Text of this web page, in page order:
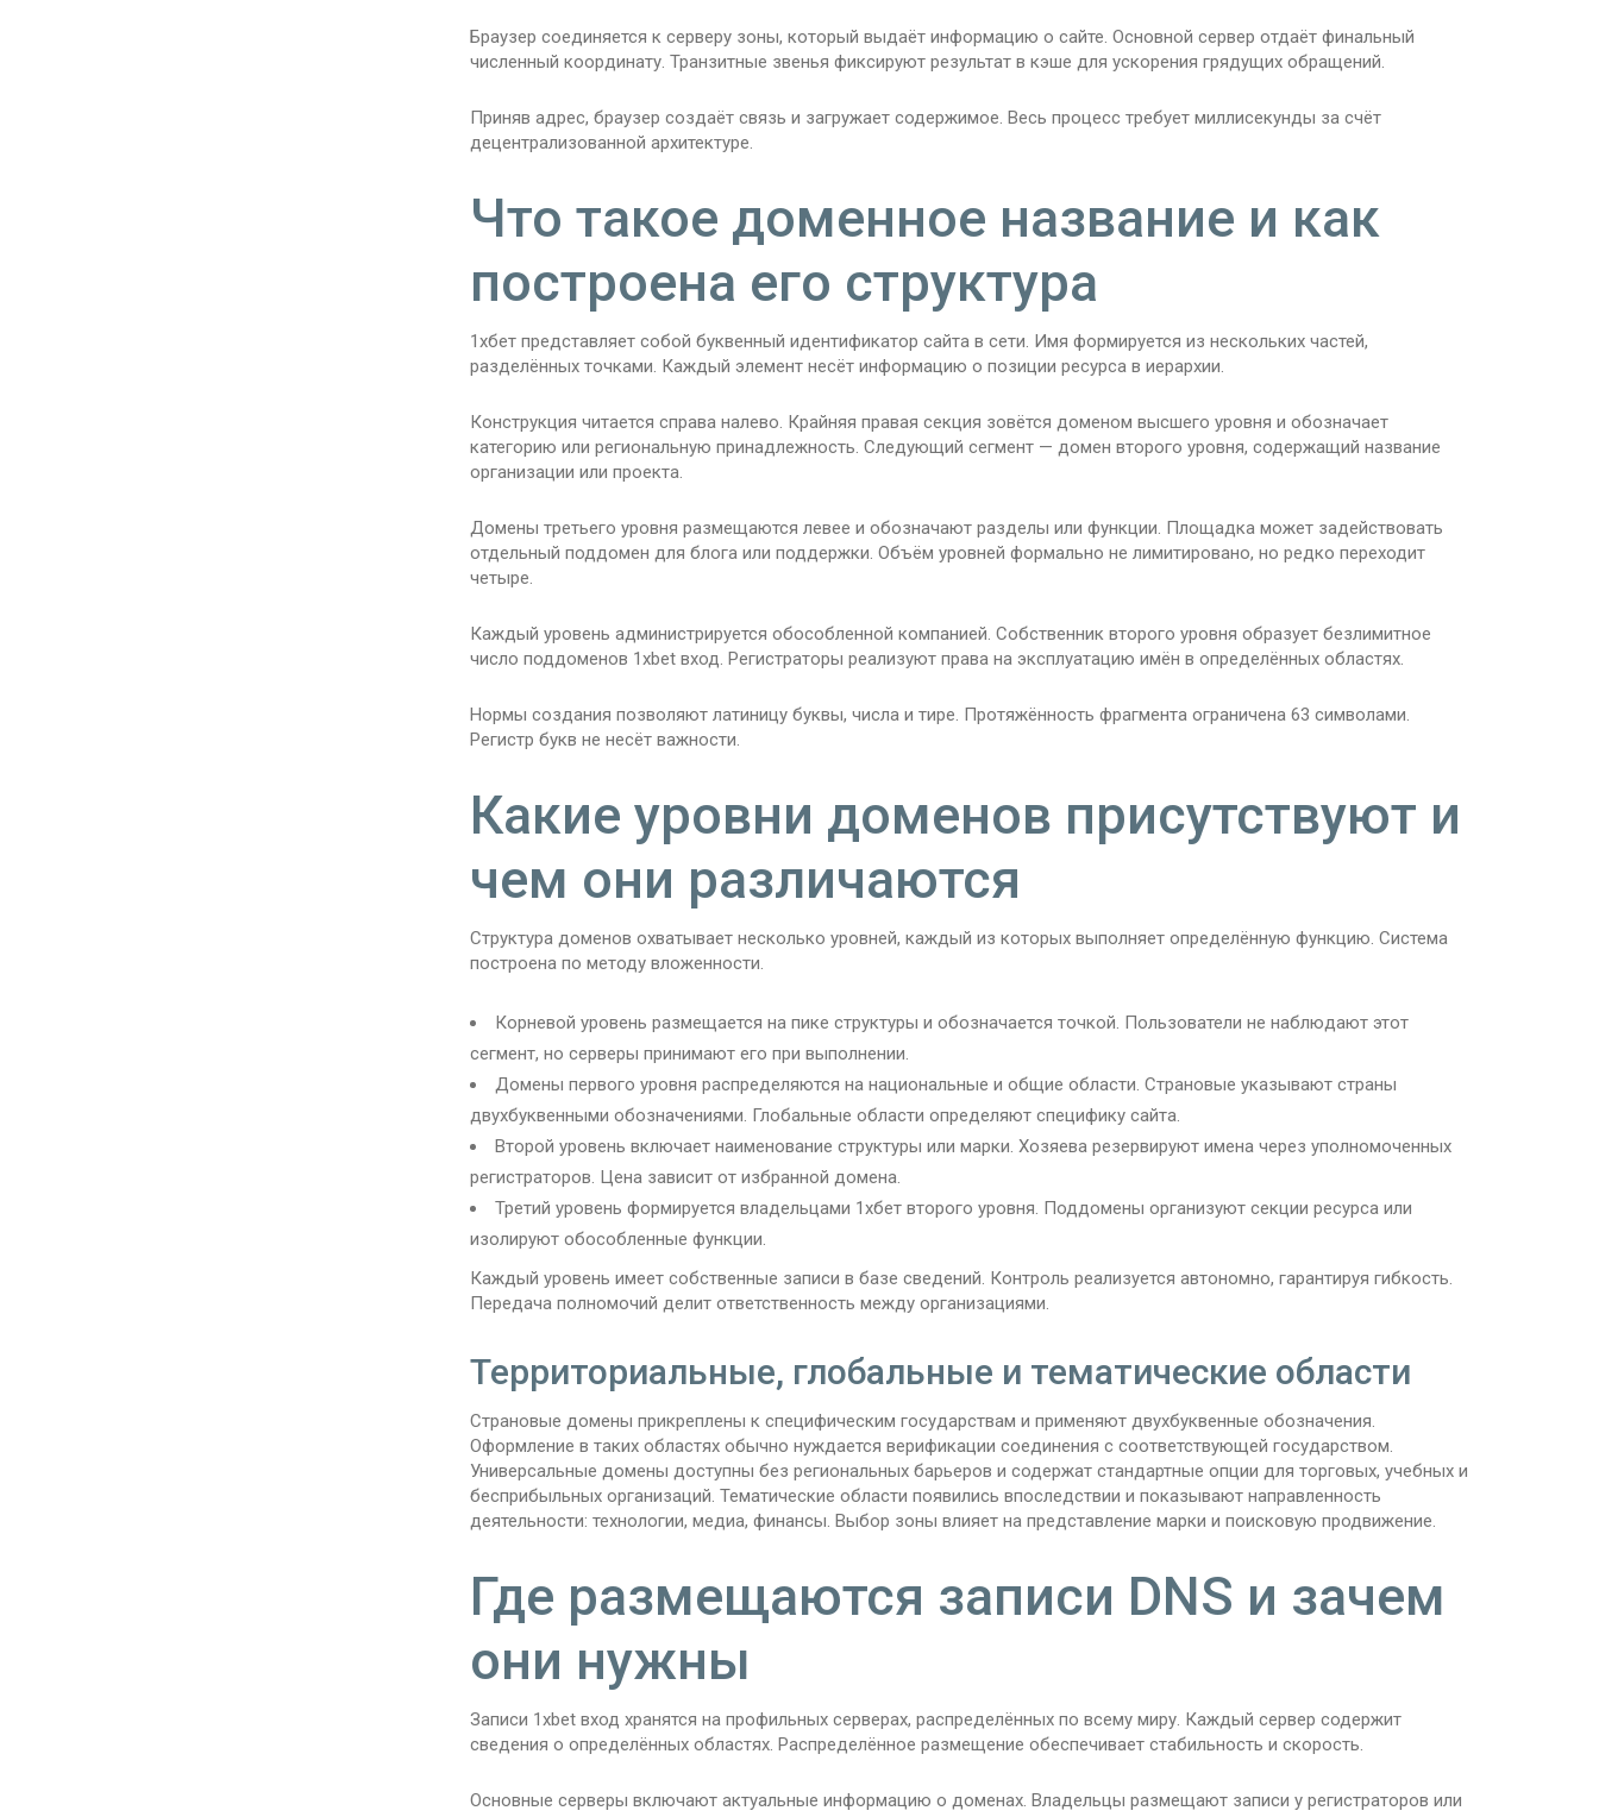
Браузер соединяется к серверу зоны, который выдаёт информацию о сайте. Основной сервер отдаёт финальный
численный координату. Транзитные звенья фиксируют результат в кэше для ускорения грядущих обращений.
Приняв адрес, браузер создаёт связь и загружает содержимое. Весь процесс требует миллисекунды за счёт
децентрализованной архитектуре.
Что такое доменное название и как
построена его структура
1хбет представляет собой буквенный идентификатор сайта в сети. Имя формируется из нескольких частей,
разделённых точками. Каждый элемент несёт информацию о позиции ресурса в иерархии.
Конструкция читается справа налево. Крайняя правая секция зовётся доменом высшего уровня и обозначает
категорию или региональную принадлежность. Следующий сегмент — домен второго уровня, содержащий название
организации или проекта.
Домены третьего уровня размещаются левее и обозначают разделы или функции. Площадка может задействовать
отдельный поддомен для блога или поддержки. Объём уровней формально не лимитировано, но редко переходит
четыре.
Каждый уровень администрируется обособленной компанией. Собственник второго уровня образует безлимитное
число поддоменов 1xbet вход. Регистраторы реализуют права на эксплуатацию имён в определённых областях.
Нормы создания позволяют латиницу буквы, числа и тире. Протяжённость фрагмента ограничена 63 символами.
Регистр букв не несёт важности.
Какие уровни доменов присутствуют и
чем они различаются
Структура доменов охватывает несколько уровней, каждый из которых выполняет определённую функцию. Система
построена по методу вложенности.
Корневой уровень размещается на пике структуры и обозначается точкой. Пользователи не наблюдают этот
сегмент, но серверы принимают его при выполнении.
Домены первого уровня распределяются на национальные и общие области. Страновые указывают страны
двухбуквенными обозначениями. Глобальные области определяют специфику сайта.
Второй уровень включает наименование структуры или марки. Хозяева резервируют имена через уполномоченных
регистраторов. Цена зависит от избранной домена.
Третий уровень формируется владельцами 1хбет второго уровня. Поддомены организуют секции ресурса или
изолируют обособленные функции.
Каждый уровень имеет собственные записи в базе сведений. Контроль реализуется автономно, гарантируя гибкость.
Передача полномочий делит ответственность между организациями.
Территориальные, глобальные и тематические области
Страновые домены прикреплены к специфическим государствам и применяют двухбуквенные обозначения.
Оформление в таких областях обычно нуждается верификации соединения с соответствующей государством.
Универсальные домены доступны без региональных барьеров и содержат стандартные опции для торговых, учебных и
бесприбыльных организаций. Тематические области появились впоследствии и показывают направленность
деятельности: технологии, медиа, финансы. Выбор зоны влияет на представление марки и поисковую продвижение.
Где размещаются записи DNS и зачем
они нужны
Записи 1xbet вход хранятся на профильных серверах, распределённых по всему миру. Каждый сервер содержит
сведения о определённых областях. Распределённое размещение обеспечивает стабильность и скорость.
Основные серверы включают актуальные информацию о доменах. Владельцы размещают записи у регистраторов или